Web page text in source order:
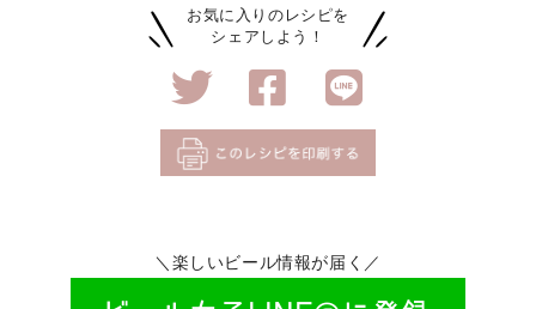
お気に入りのレシピを
シェアしよう！
＼楽しいビール情報が届く／